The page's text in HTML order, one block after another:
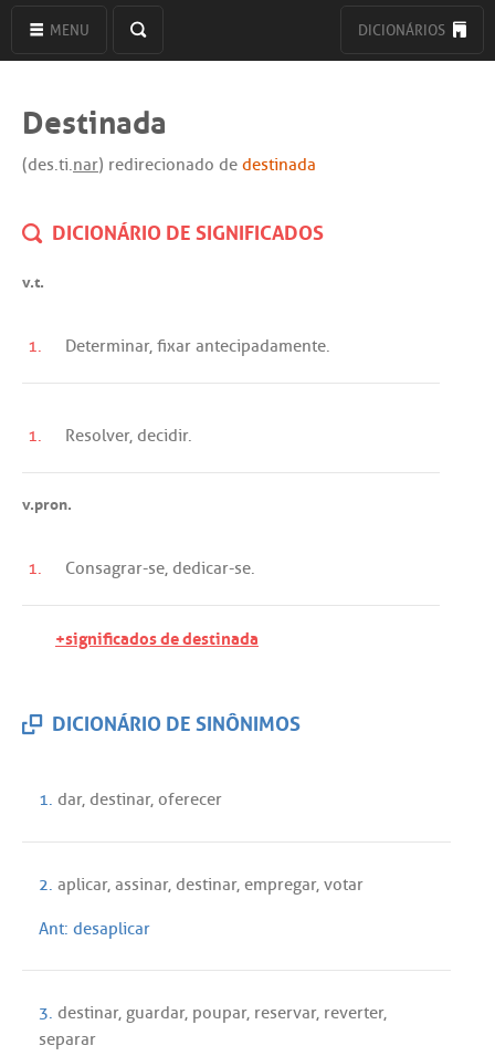
MENU DICIONÁRIOS
Destinada
(des.ti.nar) redirecionado de destinada
DICIONÁRIO DE SIGNIFICADOS
v.t.
1. Determinar, fixar antecipadamente.
1. Resolver, decidir.
v.pron.
1. Consagrar-se, dedicar-se.
+significados de destinada
DICIONÁRIO DE SINÔNIMOS
1. dar, destinar, oferecer
2. aplicar, assinar, destinar, empregar, votar
Ant: desaplicar
3. destinar, guardar, poupar, reservar, reverter,
separar